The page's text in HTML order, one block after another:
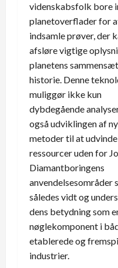
videnskabsfolk bore
planetoverflader for
indsamle prøver, der
afsløre vigtige
planetens
historie. Denne
muliggør ikke kun
dybdegående
også udviklingen af
metoder til at udvinde
ressourcer uden for
Diamantboringens
anvendelsesområder
således vidt og
dens betydning som
nøglekomponent i
etablerede og
industrier.